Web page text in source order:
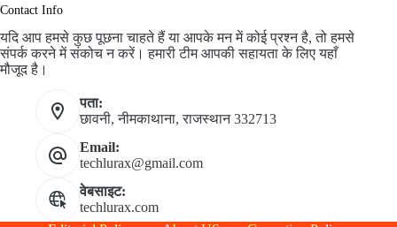
Contact Info
यदि आप हमसे कुछ पूछना चाहते हैं या आपके मन में कोई प्रश्न है, तो हमसे
संपर्क करने में संकोच न करें। हमारी टीम आपकी सहायता के लिए यहाँ
मौजूद है।
पता:
छावनी, नीमकाथाना, राजस्थान 332713
Email:
techlurax@gmail.com
वेबसाइट:
techlurax.com